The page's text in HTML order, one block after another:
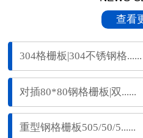
查看
304格栅板|304不锈钢格......
对插80*80钢格栅板|双......
重型钢格栅板505/50/5......